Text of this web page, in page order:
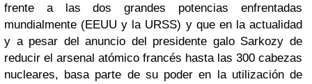
frente a las dos grandes potencias enfrentadas
mundialmente (EEUU y la URSS) y que en la actualidad
y a pesar del anuncio del presidente galo Sarkozy de
reducir el arsenal atómico francés hasta las 300 cabezas
nucleares, basa parte de su poder en la utilización de